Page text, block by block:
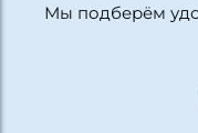
Мы подберём